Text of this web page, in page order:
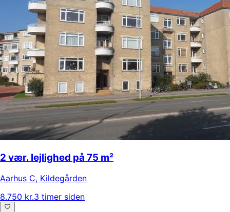
2 vær. lejlighed på 75 m²
Aarhus C, Kildegården
8.750 kr.3 timer siden